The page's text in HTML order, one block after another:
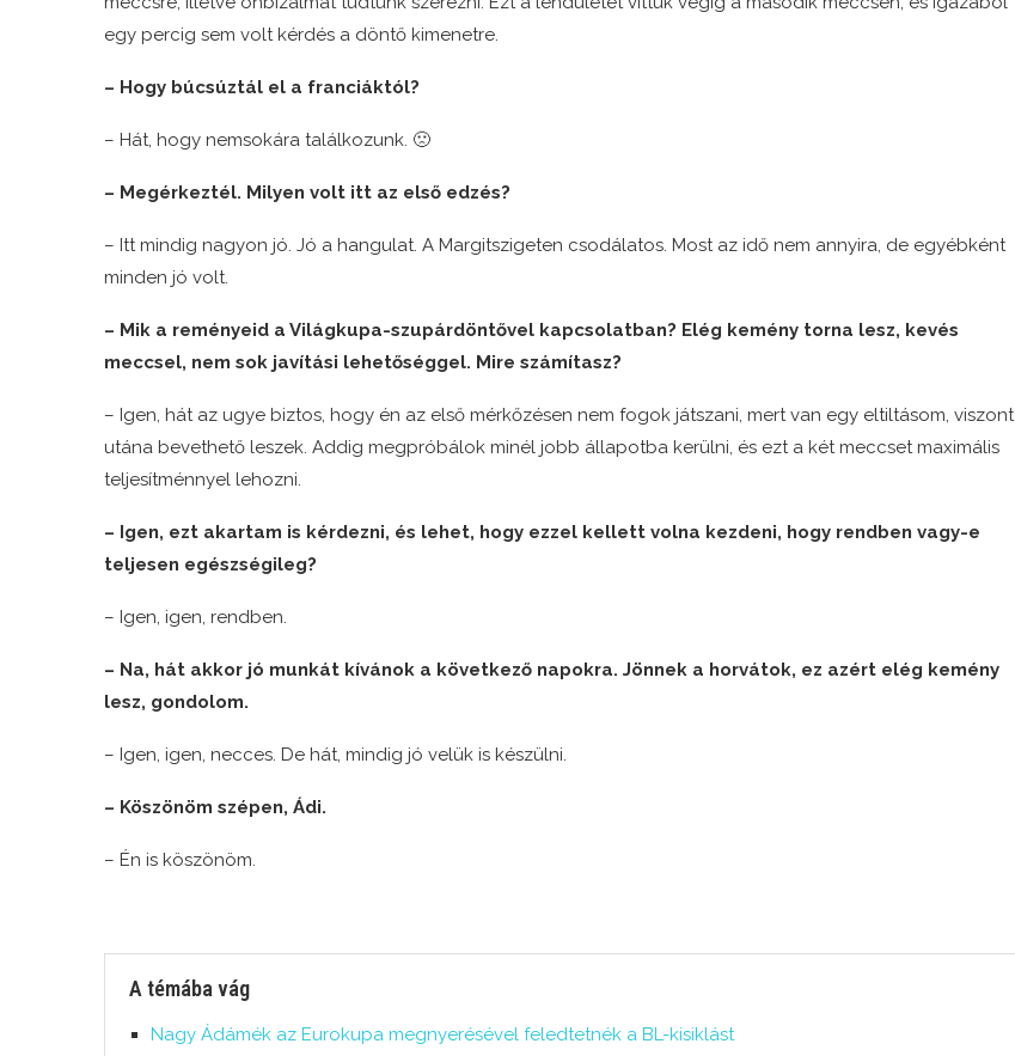
egy percig sem volt kérdés a döntő kimenetre.
– Hogy búcsúztál el a franciáktól?
– Hát, hogy nemsokára találkozunk. 🙁
– Megérkeztél. Milyen volt itt az első edzés?
– Itt mindig nagyon jó. Jó a hangulat. A Margitszigeten csodálatos. Most az idő nem annyira, de egyébként
minden jó volt.
– Mik a reményeid a Világkupa-szupárdöntővel kapcsolatban? Elég kemény torna lesz, kevés
meccsel, nem sok javítási lehetőséggel. Mire számítasz?
– Igen, hát az ugye biztos, hogy én az első mérkőzésen nem fogok játszani, mert van egy eltiltásom, viszont
utána bevethető leszek. Addig megpróbálok minél jobb állapotba kerülni, és ezt a két meccset maximális
teljesítménnyel lehozni.
– Igen, ezt akartam is kérdezni, és lehet, hogy ezzel kellett volna kezdeni, hogy rendben vagy-e
teljesen egészségileg?
– Igen, igen, rendben.
– Na, hát akkor jó munkát kívánok a következő napokra. Jönnek a horvátok, ez azért elég kemény
lesz, gondolom.
– Igen, igen, necces. De hát, mindig jó velük is készülni.
– Köszönöm szépen, Ádi.
– Én is köszönöm.
A témába vág
Nagy Ádámék az Eurokupa megnyerésével feledtetnék a BL-kisiklást